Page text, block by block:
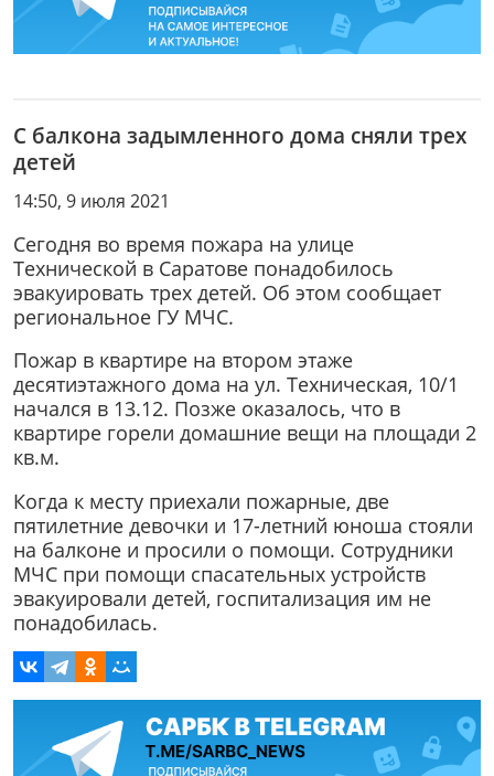
С балкона задымленного дома сняли трех
детей
14:50, 9 июля 2021
Сегодня во время пожара на улице
Технической в Саратове понадобилось
эвакуировать трех детей. Об этом сообщает
региональное ГУ МЧС.
Пожар в квартире на втором этаже
десятиэтажного дома на ул. Техническая, 10/1
начался в 13.12. Позже оказалось, что в
квартире горели домашние вещи на площади 2
кв.м.
Когда к месту приехали пожарные, две
пятилетние девочки и 17-летний юноша стояли
на балконе и просили о помощи. Сотрудники
МЧС при помощи спасательных устройств
эвакуировали детей, госпитализация им не
понадобилась.